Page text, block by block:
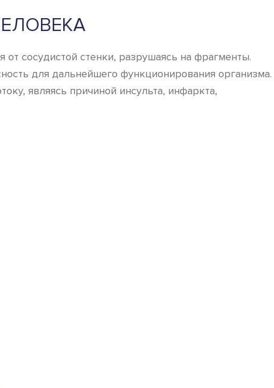
сосудистой стенки, разрушаясь на фрагменты.
для дальнейшего функционирования организма.
являясь причиной инсульта, инфаркта,